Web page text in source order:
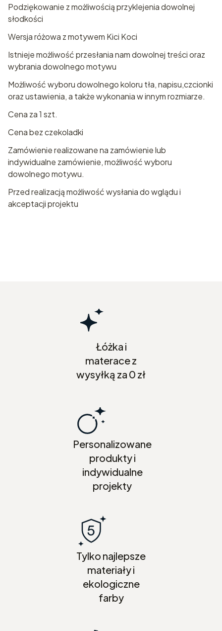
Podziękowanie z możliwością przyklejenia dowolnej
słodkości
Wersja różowa z motywem Kici Koci
Istnieje możliwość przesłania nam dowolnej treści oraz
wybrania dowolnego motywu
Możliwość wyboru dowolnego koloru tła, napisu,czcionki
oraz ustawienia, a także wykonania w innym rozmiarze.
Cena za 1 szt.
Cena bez czekoladki
Zamówienie realizowane na zamówienie lub
indywidualne zamówienie, możliwość wyboru
dowolnego motywu.
Przed realizacją możliwość wysłania do wglądu i
akceptacji projektu
Łóżka i
materace z
wysyłką za 0 zł
Personalizowane
produkty i
indywidualne
projekty
Tylko najlepsze
materiały i
ekologiczne
farby